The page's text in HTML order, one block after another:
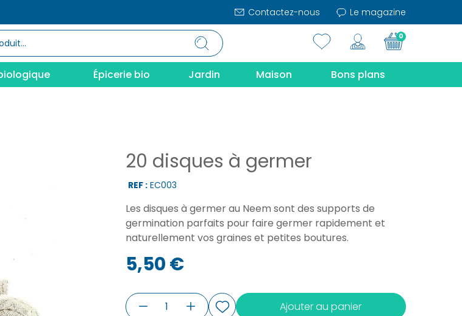
Contactez-nous Le magazine
0
Épicerie bio Jardin Maison Bons plans
20 disques à germer
REF : EC003
Les disques à germer au Neem sont des supports de
germination parfaits pour faire germer rapidement et
naturellement vos graines et petites boutures.
5,50 €
Ajouter au panier